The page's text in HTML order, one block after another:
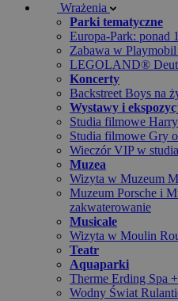
Wrażenia
Parki tematyczne
Europa-Park: ponad
Zabawa w
LEGOLAND®
Koncerty
Backstreet Boys na
Wystawy i
Studia filmowe
Studia filmowe Gry
Wieczór VIP w
Muzea
Wizyta w Muzeum
Muzeum Porsche i
zakwaterowanie
Musicale
Wizyta w Moulin
Teatr
Aquaparki
Therme Erding Spa
Wodny Świat